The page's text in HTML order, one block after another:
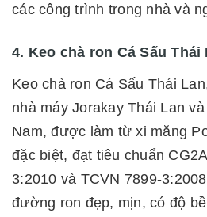
các công trình trong nhà và
4. Keo chà ron Cá Sấu Thái
Keo chà ron Cá Sấu Thái
nhà máy Jorakay Thái Lan
Nam, được làm từ xi măng
đặc biệt, đạt tiêu chuẩn
3:2010 và TCVN 7899-
đường ron đẹp, mịn, có độ